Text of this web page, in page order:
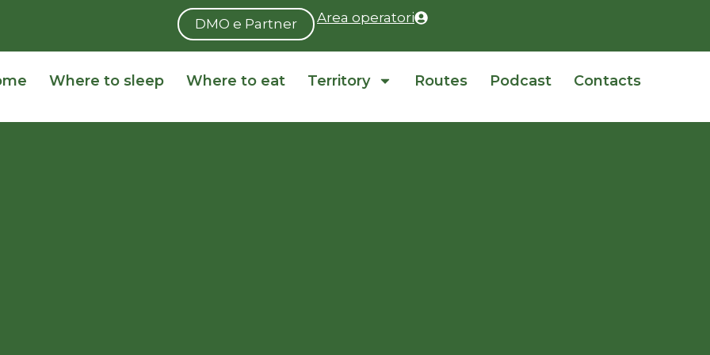
DMO e Partner Area operatori
Where to sleep Where to eat Territory Routes Podcast Contacts